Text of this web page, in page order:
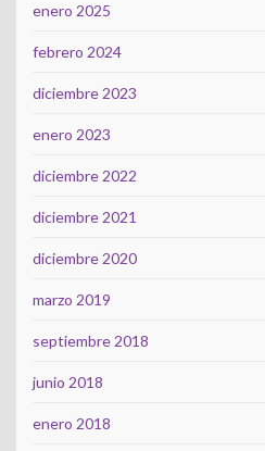
enero 2025
febrero 2024
diciembre 2023
enero 2023
diciembre 2022
diciembre 2021
diciembre 2020
marzo 2019
septiembre 2018
junio 2018
enero 2018